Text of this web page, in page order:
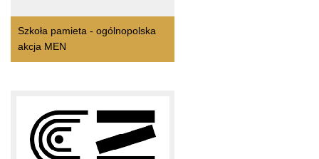
Szkoła pamieta - ogólnopolska
akcja MEN